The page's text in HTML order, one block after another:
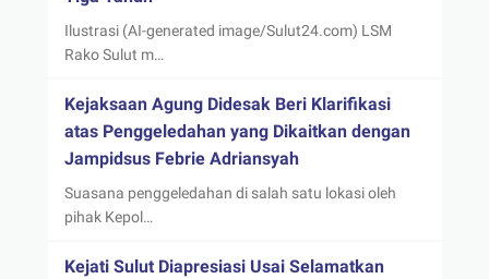
Ilustrasi (AI-generated image/Sulut24.com) LSM
Rako Sulut m…
Kejaksaan Agung Didesak Beri Klarifikasi
atas Penggeledahan yang Dikaitkan dengan
Jampidsus Febrie Adriansyah
Suasana penggeledahan di salah satu lokasi oleh
pihak Kepol…
Kejati Sulut Diapresiasi Usai Selamatkan